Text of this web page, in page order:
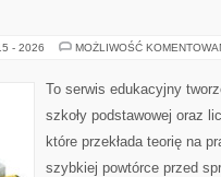
- 2026 MOŻLIWOŚĆ
To serwis edukacyjny
szkoły podstawowej oraz
które przekłada teorię na
szybkiej powtórce przed